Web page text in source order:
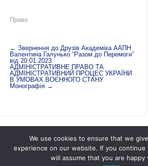
Право
← Звернення до Друзів Академіка ААПН
Валентина Галунько “Разом до Перемоги”
від 20.01.2023
АДМІНІСТРАТИВНЕ ПРАВО ТА
АДМІНІСТРАТИВНИЙ ПРОЦЕС УКРАЇНИ
В УМОВАХ ВОЄННОГО СТАНУ
Монографія →
Академія адміністративно-
We use cookies to ensure that we
experience on our website. If you
will assume that you are happy